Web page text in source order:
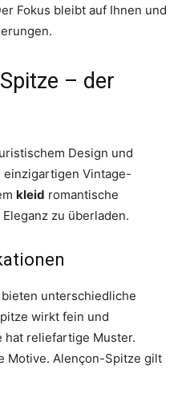
Fokus bleibt auf Ihnen und
– der
Design und
Vintage-
kleid romantische
zu überladen.
unterschiedliche
wirkt fein und
hat reliefartige Muster.
Motive. Alençon-Spitze gilt